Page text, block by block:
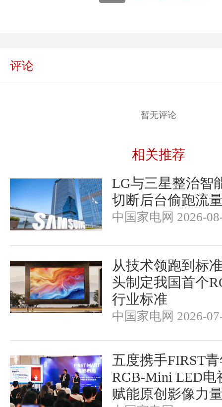
评论
暂无评论
相关推荐
LG与三星整治智
切断后台偷跑流
中国家电网 2026-
从技术领跑到标
头制定我国首个
行业标准
中国家电网 2026-
五度携手FIRST
RGB-Mini LED电
赋能原创影像力